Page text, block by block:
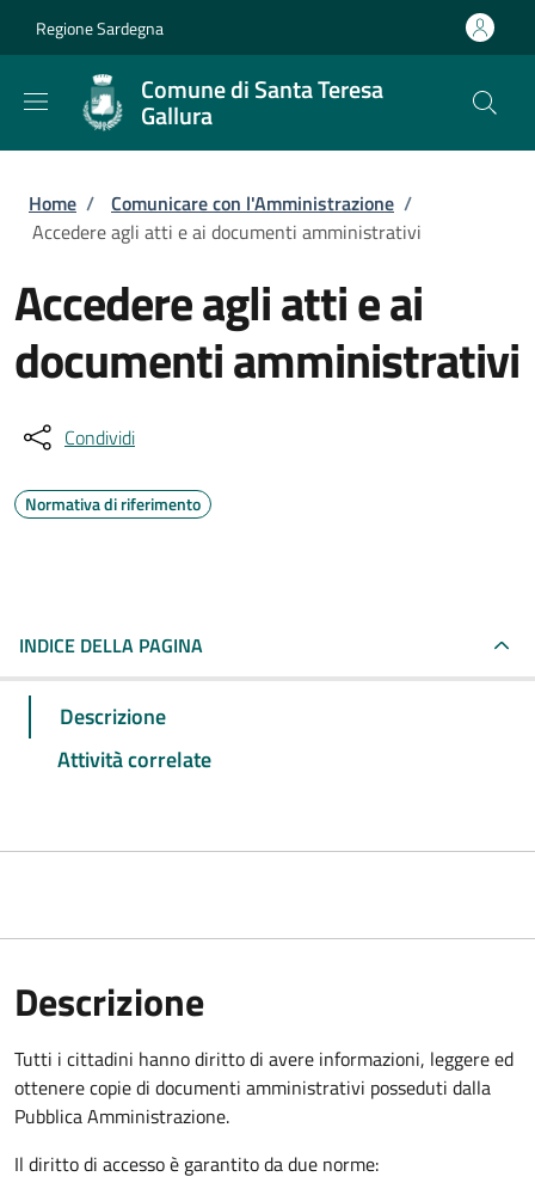
Regione Sardegna
Comune di Santa Teresa
Gallura
Briciole di pane
Home / Comunicare con l'Amministrazione /
Accedere agli atti e ai documenti amministrativi
Accedere agli atti e ai
documenti amministrativi
Condividi
Normativa di riferimento
INDICE DELLA PAGINA
Descrizione
Attività correlate
Descrizione
Tutti i cittadini hanno diritto di avere informazioni, leggere ed
ottenere copie di documenti amministrativi posseduti dalla
Pubblica Amministrazione.
Il diritto di accesso è garantito da due norme: